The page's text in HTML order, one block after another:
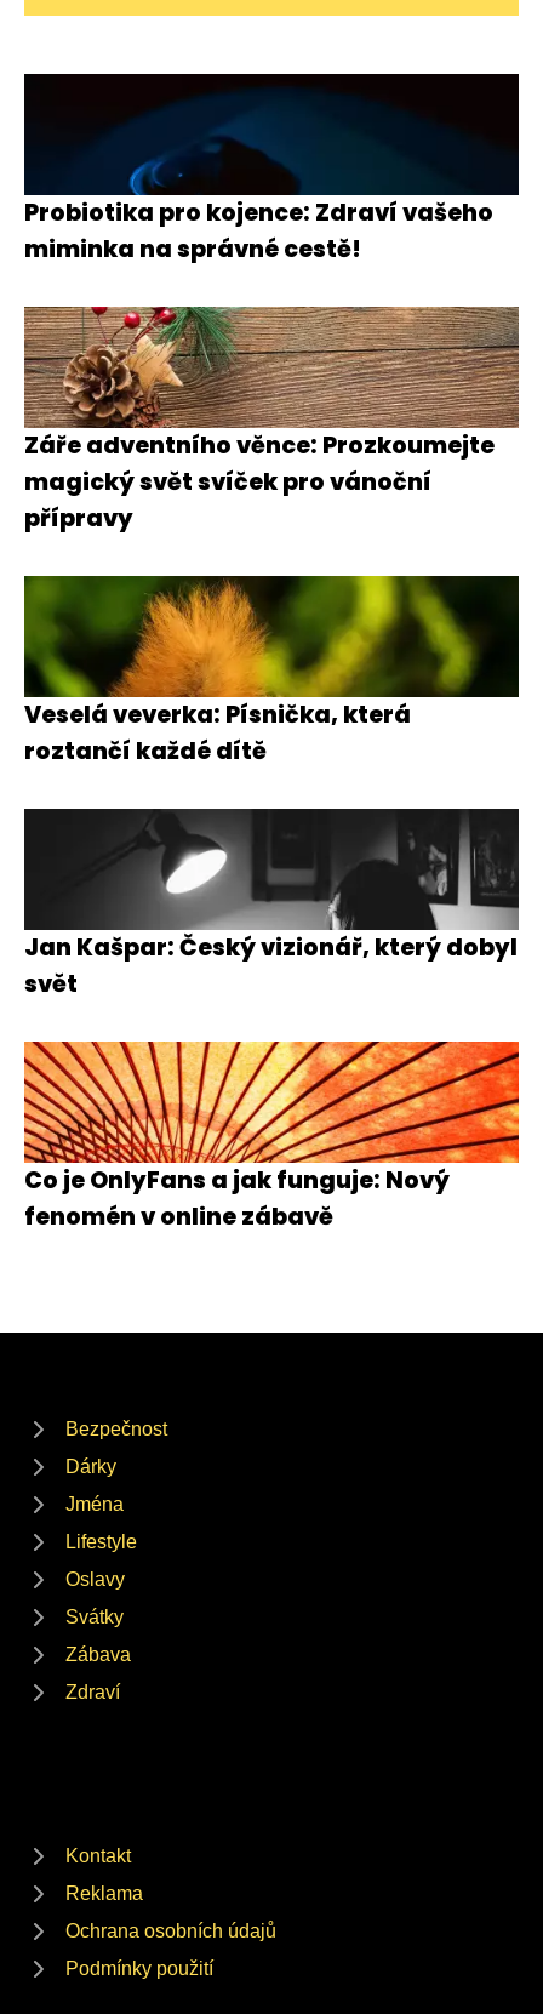
Probiotika pro kojence: Zdraví vašeho
miminka na správné cestě!
Záře adventního věnce: Prozkoumejte
magický svět svíček pro vánoční
přípravy
Veselá veverka: Písnička, která
roztančí každé dítě
Jan Kašpar: Český vizionář, který dobyl
svět
Co je OnlyFans a jak funguje: Nový
fenomén v online zábavě
Bezpečnost
Dárky
Jména
Lifestyle
Oslavy
Svátky
Zábava
Zdraví
Kontakt
Reklama
Ochrana osobních údajů
Podmínky použití